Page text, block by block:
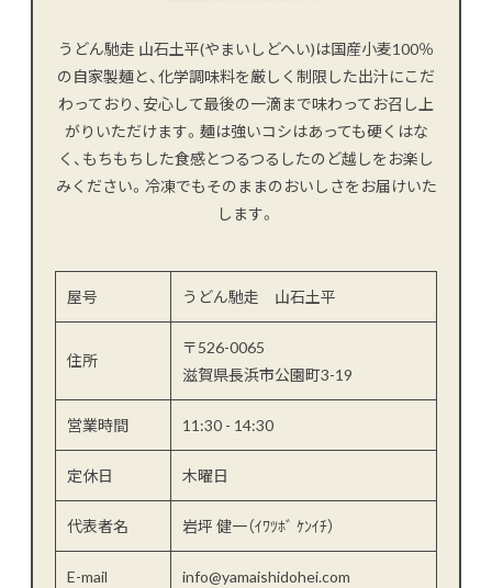
うどん馳走 山石土平(やまいしどへい)は国産小麦100％
の自家製麺と、化学調味料を厳しく制限した出汁にこだ
わっており、安心して最後の一滴まで味わってお召し上
がりいただけます。麺は強いコシはあっても硬くはな
く、もちもちした食感とつるつるしたのど越しをお楽し
みください。冷凍でもそのままのおいしさをお届けいた
します。
屋号 うどん馳走 山石土平
住所
〒526-0065
滋賀県長浜市公園町3-19
営業時間 11:30 - 14:30
定休日 木曜日
代表者名 岩坪 健一（ｲﾜﾂﾎﾞ ｹﾝｲﾁ）
E-mail info@yamaishidohei.com